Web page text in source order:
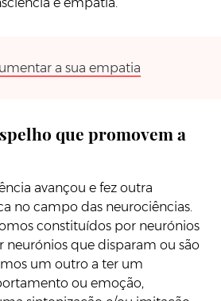
a sua empatia
que promovem a
avançou e fez outra
no campo das neurociências.
constituídos por neurónios
neurónios que disparam ou são
um outro a ter um
ou emoção,